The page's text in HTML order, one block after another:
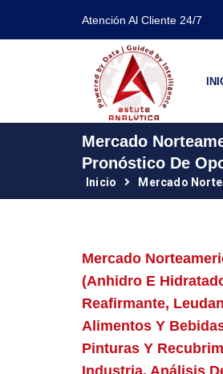
Atención Al Cliente 24/7
Mercado
Pronóstico De
Inicio Mercado
Mercado
(anhidro E
Reafirmante,
Alimentos Y
Pinturas Y
Industria, Análisis